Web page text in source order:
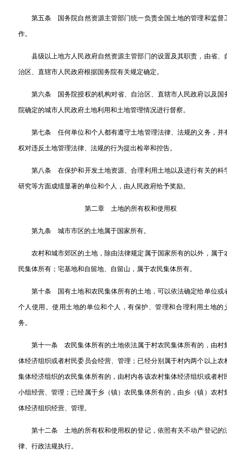
第五条 国务院自然资源主管部门统一负责全国土地的管理和监督
作。
县级以上地方人民政府自然资源主管部门的设置及其职责，由省、
治区、直辖市人民政府根据国务院有关规定确定。
第六条 国务院授权的机构对省、自治区、直辖市人民政府以及国
院确定的城市人民政府土地利用和土地管理情况进行督察。
第七条 任何单位和个人都有遵守土地管理法律、法规的义务，并
权对违反土地管理法律、法规的行为提出检举和控告。
第八条 在保护和开发土地资源、合理利用土地以及进行有关的科
研究等方面成绩显著的单位和个人，由人民政府给予奖励。
第二章 土地的所有权和使用权
第九条 城市市区的土地属于国家所有。
农村和城市郊区的土地，除由法律规定属于国家所有的以外，属于
民集体所有；宅基地和自留地、自留山，属于农民集体所有。
第十条 国有土地和农民集体所有的土地，可以依法确定给单位或
个人使用。使用土地的单位和个人，有保护、管理和合理利用土地的
务。
第十一条 农民集体所有的土地依法属于村农民集体所有的，由村
体经济组织或者村民委员会经营、管理；已经分别属于村内两个以上农
集体经济组织的农民集体所有的，由村内各该农村集体经济组织或者村
小组经营、管理；已经属于乡（镇）农民集体所有的，由乡（镇）农村
体经济组织经营、管理。
第十二条 土地的所有权和使用权的登记，依照有关不动产登记的
律、行政法规执行。